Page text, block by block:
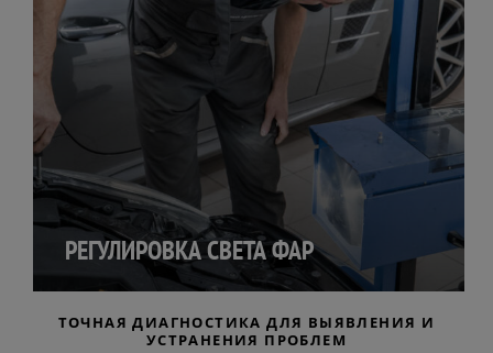
РЕГУЛИРОВКА СВЕТА ФАР
ТОЧНАЯ ДИАГНОСТИКА ДЛЯ ВЫЯВЛЕНИЯ И
УСТРАНЕНИЯ ПРОБЛЕМ